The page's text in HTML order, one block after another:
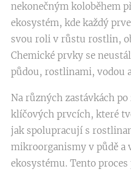
nekonečným koloběhem
ekosystém, kde každý
svou roli v růstu rostlin,
Chemické prvky se
půdou, rostlinami, vodou
Na různých zastávkách
klíčových prvcích, které
jak spolupracují s
mikroorganismy v půdě
ekosystému. Tento